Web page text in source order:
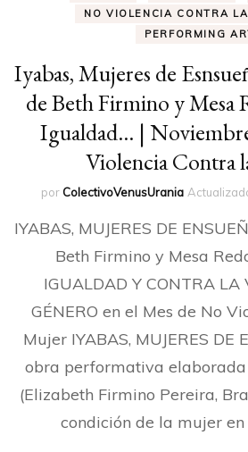
NO VIOLENCIA CONTRA
PERFORMING
Iyabas, Mujeres de
de Beth Firmino y Mesa
Igualdad… |
Violencia Contra
porColectivoVenusUrania
IYABAS, MUJERES DE
Beth Firmino y Mesa
IGUALDAD Y CONTRA LA
GÉNERO en el Mes de No
Mujer IYABAS, MUJERES DE
obra performativa
(Elizabeth Firmino Pereira,
condición de la mujer en